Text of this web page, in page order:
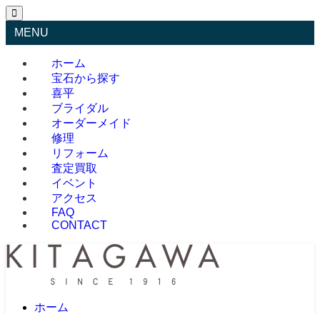
MENU
ホーム
宝石から探す
喜平
ブライダル
オーダーメイド
修理
リフォーム
査定買取
イベント
アクセス
FAQ
CONTACT
ホーム